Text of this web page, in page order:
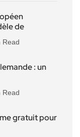
de
Read
: un
Read
gratuit pour